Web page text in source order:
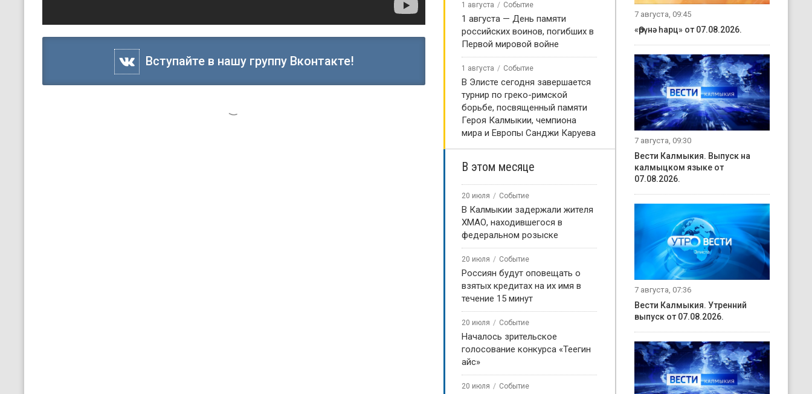
Вступайте в нашу группу Вконтакте!
1 августа Событие
1 августа — День памяти
российских воинов, погибших в
Первой мировой войне
1 августа Событие
В Элисте сегодня завершается
турнир по греко-римской
борьбе, посвященный памяти
Героя Калмыкии, чемпиона
мира и Европы Санджи Каруева
В этом месяце
20 июля Событие
В Калмыкии задержали жителя
ХМАО, находившегося в
федеральном розыске
20 июля Событие
Россиян будут оповещать о
взятых кредитах на их имя в
течение 15 минут
20 июля Событие
Началось зрительское
голосование конкурса «Теегин
айс»
20 июля Событие
7 августа, 09:45
«Өрүнә һарц» от 07.08.2026.
7 августа, 09:30
Вести Калмыкия. Выпуск на
калмыцком языке от
07.08.2026.
7 августа, 07:36
Вести Калмыкия. Утренний
выпуск от 07.08.2026.